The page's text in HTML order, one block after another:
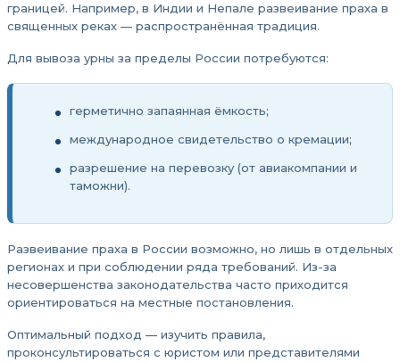
границей. Например, в Индии и Непале развеивание праха в
священных реках — распространённая традиция.
Для вывоза урны за пределы России потребуются:
герметично запаянная ёмкость;
международное свидетельство о кремации;
разрешение на перевозку (от авиакомпании и
таможни).
Развеивание праха в России возможно, но лишь в отдельных
регионах и при соблюдении ряда требований. Из-за
несовершенства законодательства часто приходится
ориентироваться на местные постановления.
Оптимальный подход — изучить правила,
проконсультироваться с юристом или представителями